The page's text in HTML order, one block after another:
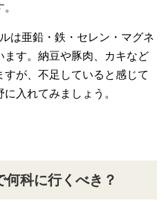
は亜鉛・鉄・セレン・マグネ
ます。納豆や豚肉、カキなど
が、不足していると感じて
入れてみましょう。
科に行くべき？